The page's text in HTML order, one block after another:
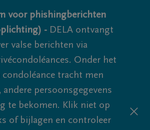
voor phishingberichten
- DELA ontvangt
valse berichten via
Onder het
condoléance tracht men
andere persoonsgegevens
te bekomen. Klik niet op
of bijlagen en controleer